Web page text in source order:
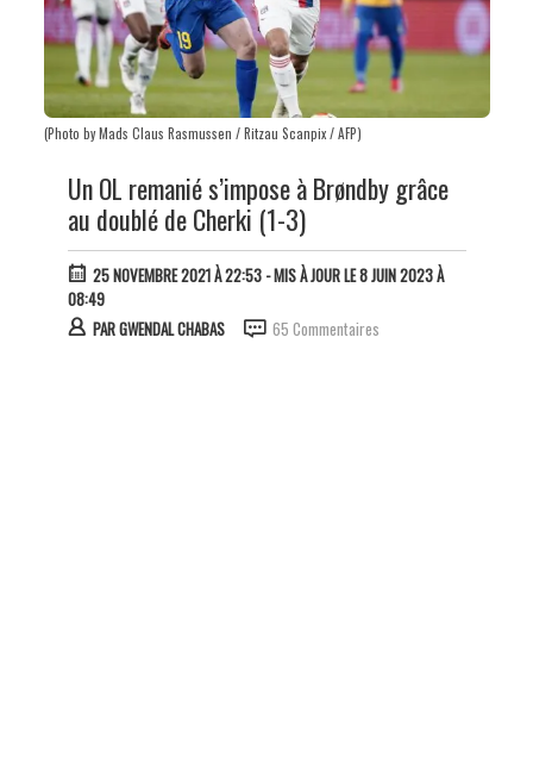
(Photo by Mads Claus Rasmussen / Ritzau Scanpix / AFP)
Un OL remanié s’impose à Brøndby grâce
au doublé de Cherki (1-3)
25 NOVEMBRE 2021 À 22:53- MIS À JOUR LE 8 JUIN 2023 À
08:49
PARGWENDAL CHABAS 65 Commentaires